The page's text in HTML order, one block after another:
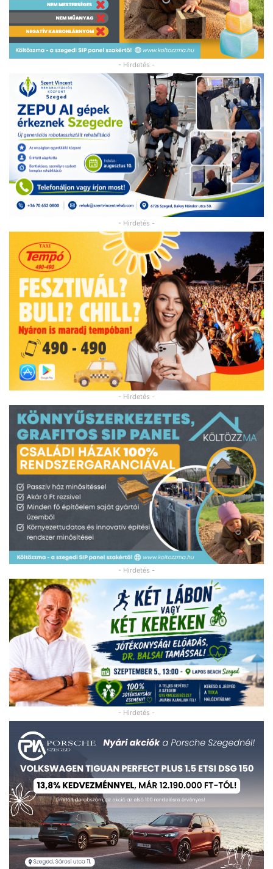
- Hirdetés -
- Hirdetés -
- Hirdetés -
- Hirdetés -
- Hirdetés -